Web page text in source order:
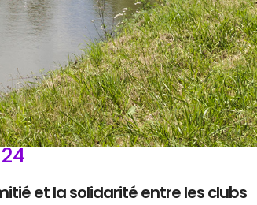
et la solidarité entre les clubs